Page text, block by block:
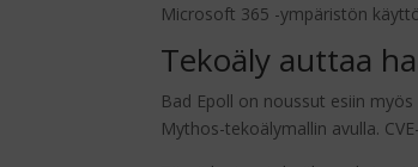
Microsoft 365 -ympäristön
Tekoäly auttaa
Bad Epoll on noussut esiin
Mythos-tekoälymallin avulla.